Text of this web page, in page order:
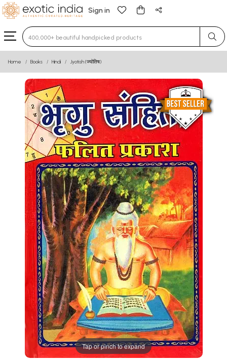
Sign in
Type 3 or more characters for results.
Home Books Hindi Jyotish (ज्योतिष)
Tap or pinch to expand